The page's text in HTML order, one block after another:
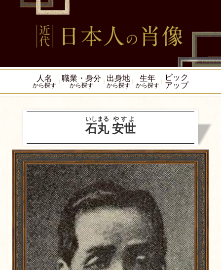
人名
から探す
職業・身分
から探す
出身地
から探す
生年
から探す
ピック
アップ
石丸
いしまる
安世
やすよ